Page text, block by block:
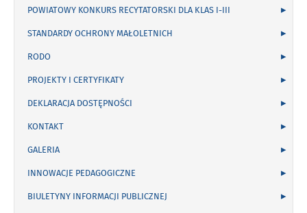
POWIATOWY KONKURS RECYTATORSKI DLA KLAS I-III
STANDARDY OCHRONY MAŁOLETNICH
RODO
PROJEKTY I CERTYFIKATY
DEKLARACJA DOSTĘPNOŚCI
KONTAKT
GALERIA
INNOWACJE PEDAGOGICZNE
BIULETYNY INFORMACJI PUBLICZNEJ